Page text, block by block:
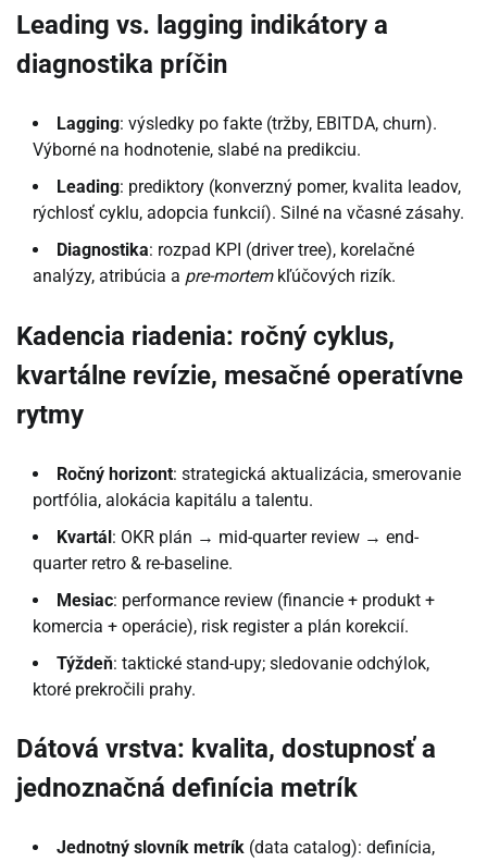
Leading vs. lagging indikátory a
diagnostika príčin
Lagging: výsledky po fakte (tržby, EBITDA, churn).
Výborné na hodnotenie, slabé na predikciu.
Leading: prediktory (konverzný pomer, kvalita leadov,
rýchlosť cyklu, adopcia funkcií). Silné na včasné zásahy.
Diagnostika: rozpad KPI (driver tree), korelačné
analýzy, atribúcia a pre-mortemkľúčových rizík.
Kadencia riadenia: ročný cyklus,
kvartálne revízie, mesačné operatívne
rytmy
Ročný horizont: strategická aktualizácia, smerovanie
portfólia, alokácia kapitálu a talentu.
Kvartál: OKR plán → mid-quarter review → end-
quarter retro & re-baseline.
Mesiac: performance review (financie + produkt +
komercia + operácie), risk register a plán korekcií.
Týždeň: taktické stand-upy; sledovanie odchýlok,
ktoré prekročili prahy.
Dátová vrstva: kvalita, dostupnosť a
jednoznačná definícia metrík
Jednotný slovník metrík (data catalog): definícia,